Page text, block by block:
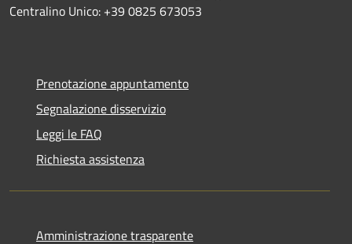
Centralino Unico: +39 0825 673053
Prenotazione appuntamento
Segnalazione disservizio
Leggi le FAQ
Richiesta assistenza
Amministrazione trasparente